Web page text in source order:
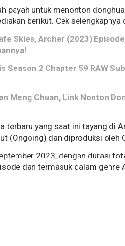
payah untuk menonton
berikut. Cek selengkapnya
Skies, Archer (2023)
Season 2 Chapter 59 RAW
Meng Chuan, Link Nonton
terbaru yang saat ini tayang di
(Ongoing) dan diproduksi oleh
2023, dengan durasi
dan termasuk dalam genre